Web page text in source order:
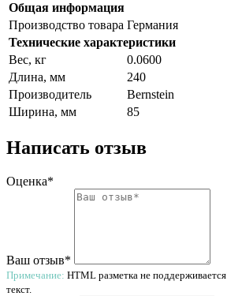
Общая информация
Производство товара Германия
Технические характеристики
Вес, кг
0.0600
Длина, мм
240
Производитель
Bernstein
Ширина, мм
85
Написать отзыв
Оценка*
Ваш отзыв*
Примечание: HTML разметка не
текст.